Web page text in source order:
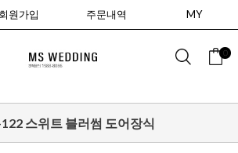
회원가입 주문내역 MY
0
스위트 블러썸 도어장식